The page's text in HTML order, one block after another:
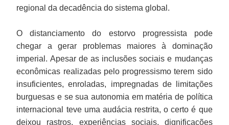
regional da decadência do sistema global.
O distanciamento do estorvo progressista pode
chegar a gerar problemas maiores à dominação
imperial. Apesar de as inclusões sociais e mudanças
econômicas realizadas pelo progressismo terem sido
insuficientes, enroladas, impregnadas de limitações
burguesas e se sua autonomia em matéria de política
internacional teve uma audácia restrita, o certo é que
deixou rastros, experiências sociais, dignificações